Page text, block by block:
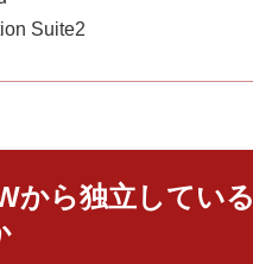
Suite2
から独立してい